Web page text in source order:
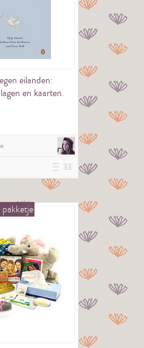
eilanden:
en kaarten.
33
pakketje